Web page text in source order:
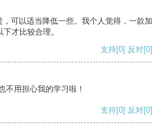
可以适当降低一些。我个人觉得，一款加
才比较合理。
支持[0] 反对[0]
不用担心我的学习啦！
支持[0] 反对[0]